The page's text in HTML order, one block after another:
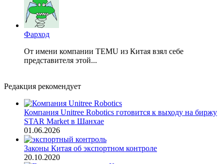
Фарход
От имени компании TEMU из Китая взял себе
представителя этой...
Редакция рекомендует
Компания Unitree Robotics готовится к выходу на биржу
STAR Market в Шанхае
01.06.2026
Законы Китая об экспортном контроле
20.10.2020